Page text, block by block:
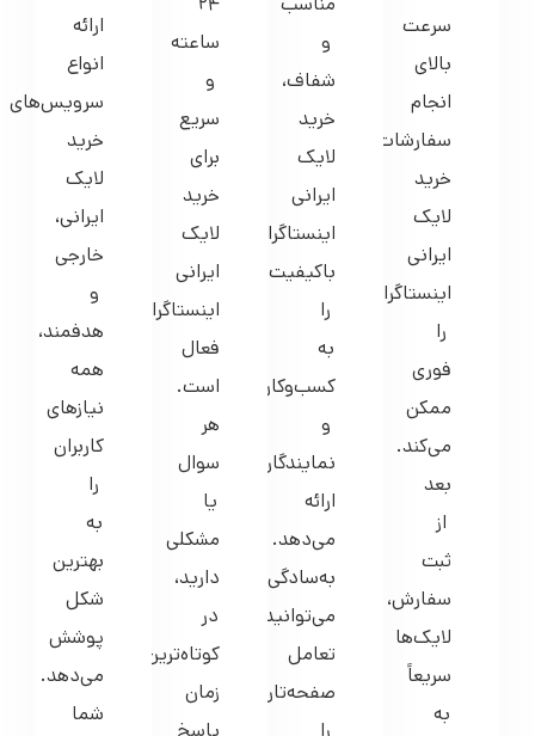
انجام
سفارشات،
خرید
لایک
ایرانی
اینستاگرام
فوری
ممکن
می‌کند.
بعد
ثبت
سفارش،
لایک‌ها
سریعاً
پست‌های
خرید
لایک
ایرانی
اینستاگرام
باکیفیت
را
به
کسب‌وکارها
و
ارائه
می‌دهد.
به‌سادگی
می‌توانید
تعامل
صفحه‌تان
بالا
خرید
لایک
ایرانی
اینستاگرام
فعال
است.
هر
سوال
مشکلی
دارید،
در
کوتاه‌ترین
زمان
پاسخ
داده
انواع
سرویس‌های
لایک
ایرانی،
خارجی
و
همه
نیازهای
کاربران
را
به
بهترین
شکل
پوشش
می‌دهد.
شما
می‌توانید